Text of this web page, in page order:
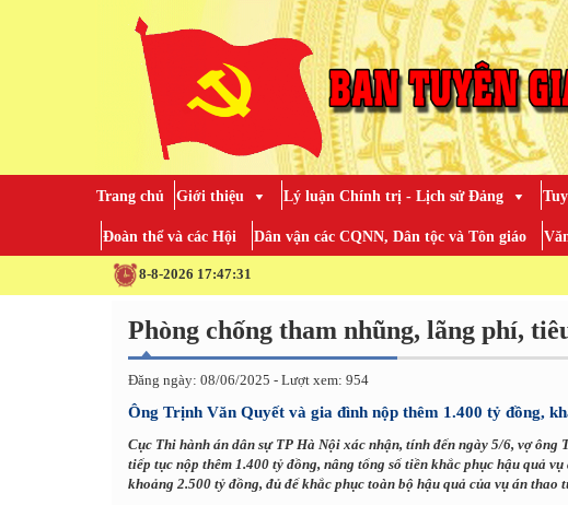
Trang chủ Giới thiệu Lý luận Chính trị - Lịch sử Đảng
Đoàn thể và các Hội Dân vận các CQNN, Dân tộc và Tôn giáo
8-8-2026 17:47:31
Phòng chống tham nhũng, lãng phí,
Đăng ngày: 08/06/2025 - Lượt xem: 954
Ông Trịnh Văn Quyết và gia đình nộp thêm 1.400 tỷ đồng,
Cục Thi hành án dân sự TP Hà Nội xác nhận, tính đến ngày 5/6, vợ ông
tiếp tục nộp thêm 1.400 tỷ đồng, nâng tổng số tiền khắc phục hậu quả
khoảng 2.500 tỷ đồng, đủ để khắc phục toàn bộ hậu quả của vụ án thao